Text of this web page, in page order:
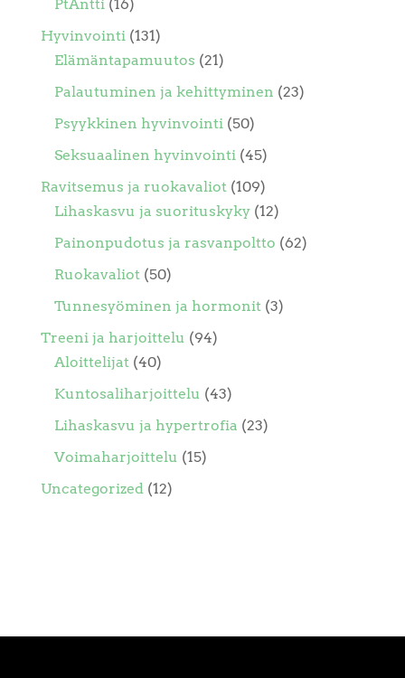
PtAntti(16)
Hyvinvointi(131)
Elämäntapamuutos (21)
Palautuminen ja kehittyminen (23)
Psyykkinen hyvinvointi(50)
Seksuaalinen hyvinvointi(45)
Ravitsemus ja ruokavaliot(109)
Lihaskasvu ja suorituskyky(12)
Painonpudotus ja rasvanpoltto (62)
Ruokavaliot(50)
Tunnesyöminen ja hormonit(3)
Treeni ja harjoittelu (94)
Aloittelijat(40)
Kuntosaliharjoittelu (43)
Lihaskasvu ja hypertrofia (23)
Voimaharjoittelu (15)
Uncategorized(12)